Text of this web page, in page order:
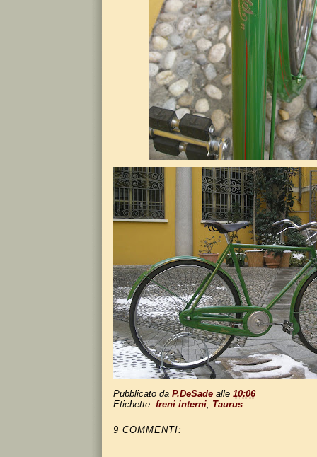
Pubblicato da P.DeSade alle 10:06
Etichette: freni interni Taurus
9 COMMENTI: